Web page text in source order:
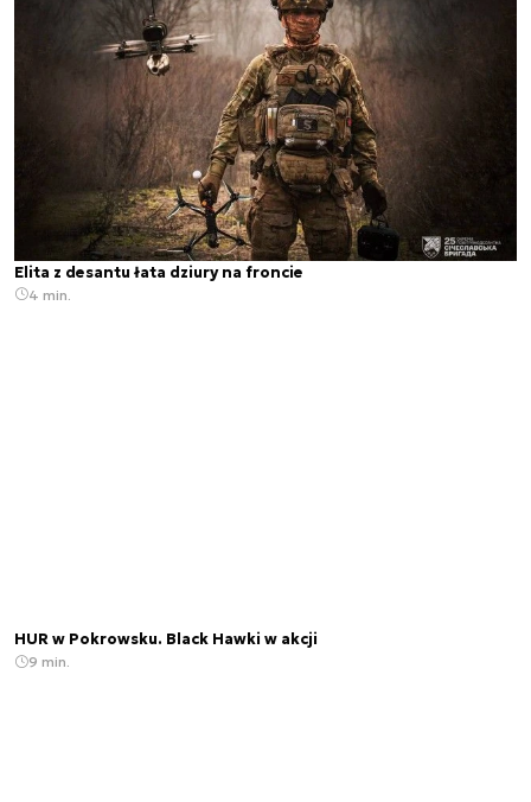
Elita z desantu łata dziury na froncie
4 min.
HUR w Pokrowsku. Black Hawki w akcji
9 min.